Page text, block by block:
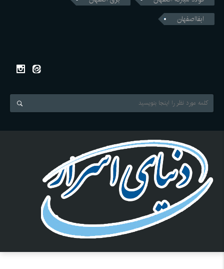
ابفااصفهان